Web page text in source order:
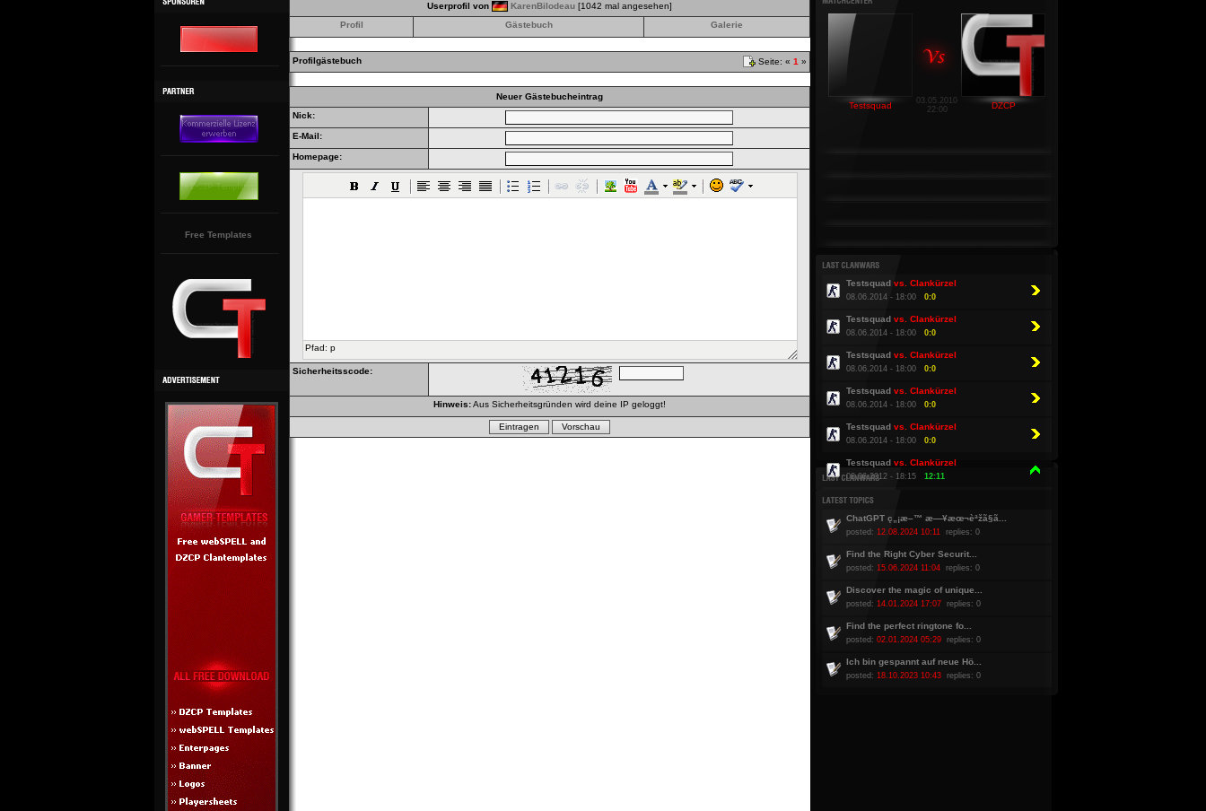
Free Templates
Userprofil von KarenBilodeau [1042 mal angesehen]
Profil
Gästebuch Galerie
Profilgästebuch Seite: « 1 »
Neuer Gästebucheintrag
Nick:
E-Mail:
Homepage:
Pfad: p
Sicherheitsscode:
Hinweis:Aus Sicherheitsgründen wird deine IP geloggt!
Testsquad
03.05.2010
22:00
DZCP
Testsquad vs. Clankürzel
08.06.2014 - 18:00 0:0
Testsquad vs. Clankürzel
08.06.2014 - 18:00 0:0
Testsquad vs. Clankürzel
08.06.2014 - 18:00 0:0
Testsquad vs. Clankürzel
08.06.2014 - 18:00 0:0
Testsquad vs. Clankürzel
08.06.2014 - 18:00 0:0
Testsquad vs. Clankürzel
08.06.2012 - 18:15 12:11
ChatGPT ç„¡æ–™ æ—¥æœ¬èªžã§ã...
posted: 12.08.2024 10:11 replies: 0
Find the Right Cyber Securit...
posted: 15.06.2024 11:04 replies: 0
Discover the magic of unique...
posted: 14.01.2024 17:07 replies: 0
Find the perfect ringtone fo...
posted: 02.01.2024 05:29 replies: 0
Ich bin gespannt auf neue Hö...
posted: 18.10.2023 10:43 replies: 0